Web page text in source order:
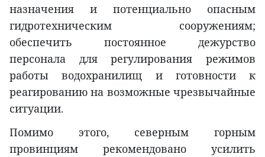
назначения и потенциально опасным
гидротехническим сооружениям;
обеспечить постоянное дежурство
персонала для регулирования режимов
работы водохранилищ и готовности к
реагированию на возможные чрезвычайные
ситуации.
Помимо этого, северным горным
провинциям рекомендовано усилить